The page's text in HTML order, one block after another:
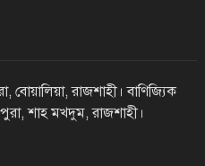
রাজশাহী। বাণিজ্যিক
শাহ মখদুম, রাজশাহী।